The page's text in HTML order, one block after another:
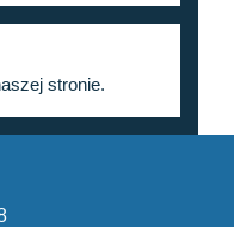
stronie.